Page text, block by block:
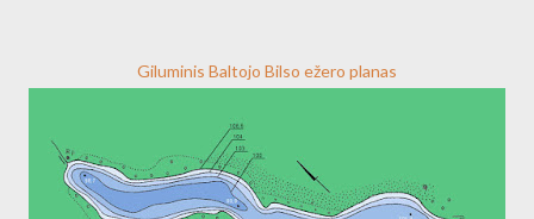
Giluminis Baltojo Bilso ežero planas